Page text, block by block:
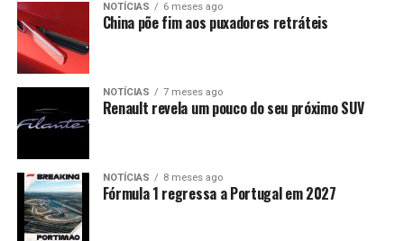
NOTÍCIAS 6 meses ago
China põe fim aos puxadores retráteis
NOTÍCIAS 7 meses ago
Renault revela um pouco do seu próximo SUV
NOTÍCIAS 8 meses ago
Fórmula 1 regressa a Portugal em 2027